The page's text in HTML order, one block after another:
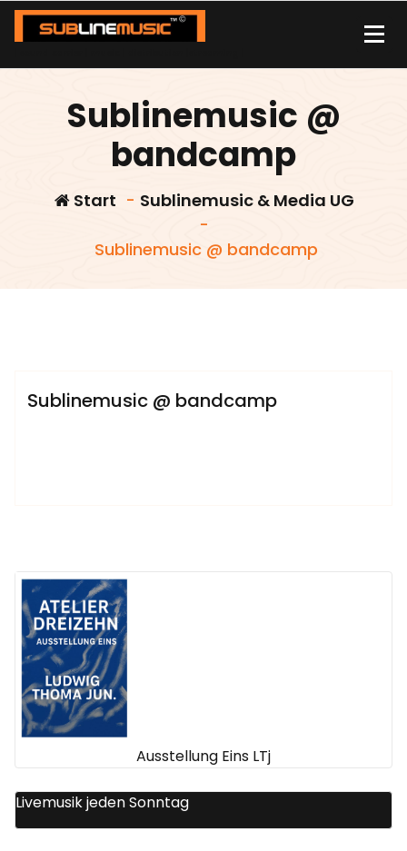
Zum
Inhalt
Sublinemusic @
bandcamp
Start - Sublinemusic & Media UG
-
Sublinemusic @ bandcamp
Sublinemusic & Media UG
Sublinemusic @ bandcamp
Ausstellung Eins LTj
Livemusik jeden Sonntag